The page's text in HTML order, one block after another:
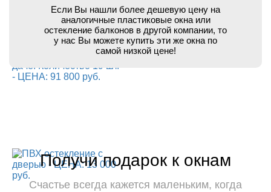
Если Вы нашли более дешевую цену на
аналогичные пластиковые окна или
остекление балконов в другой компании, то
у нас Вы можете купить эти же окна по
самой низкой цене!
Получи подарок к окнам
Счастье всегда кажется маленьким, когда